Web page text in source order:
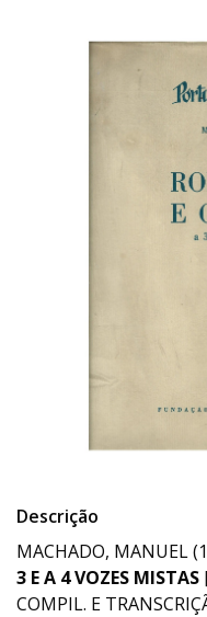
Descrição
MACHADO, MANUEL
3 E A 4 VOZES MISTAS
COMPIL. E